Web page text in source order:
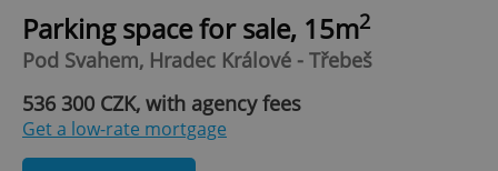
Parking space for sale, 15m2
Pod Svahem, Hradec Králové - Třebeš
536 300 CZK, with agency fees
Get a low-rate mortgage